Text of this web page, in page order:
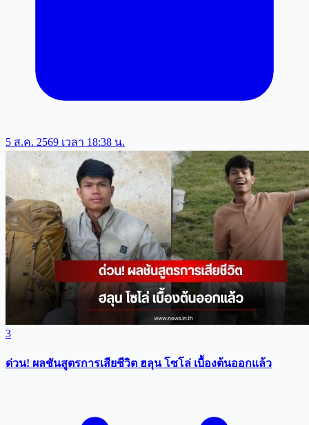
5 ส.ค. 2569 เวลา 18:38 น.
3
ด่วน! ผลชันสูตรการเสียชีวิต ฮลุน โซโล่ เบื้องต้นออกแล้ว